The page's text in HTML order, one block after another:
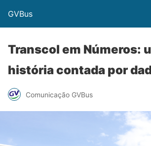
GVBus
Transcol em Números:
história contada por
Comunicação GVBus